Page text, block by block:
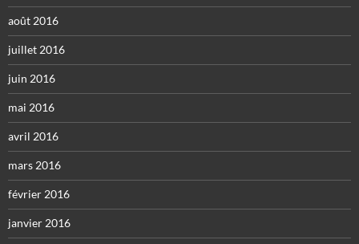
août 2016
juillet 2016
juin 2016
mai 2016
avril 2016
mars 2016
février 2016
janvier 2016